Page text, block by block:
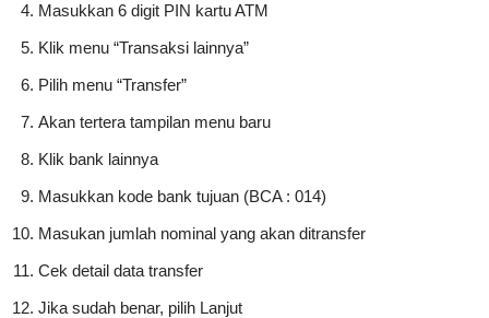
Masukkan 6 digit PIN kartu ATM
Klik menu “Transaksi lainnya”
Pilih menu “Transfer”
Akan tertera tampilan menu baru
Klik bank lainnya
Masukkan kode bank tujuan (BCA : 014)
Masukan jumlah nominal yang akan ditransfer
Cek detail data transfer
Jika sudah benar, pilih Lanjut